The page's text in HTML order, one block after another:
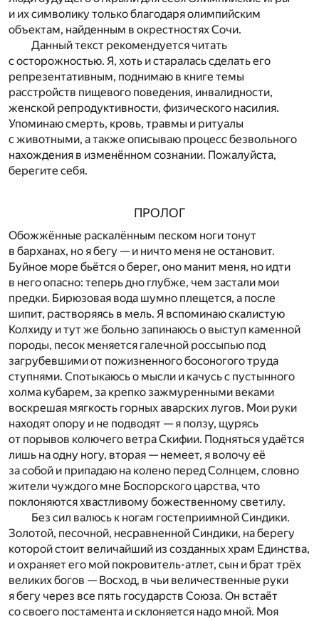
и их символику только благодаря олимпийским
объектам, найденным в окрестностях Сочи.
Данный текст рекомендуется читать
с осторожностью. Я, хоть и старалась сделать его
репрезентативным, поднимаю в книге темы
расстройств пищевого поведения, инвалидности,
женской репродуктивности, физического насилия.
Упоминаю смерть, кровь, травмы и ритуалы
с животными, а также описываю процесс безвольного
нахождения в изменённом сознании. Пожалуйста,
берегите себя.
ПРОЛОГ
Обожжённые раскалённым песком ноги тонут
в барханах, но я бегу — и ничто меня не остановит.
Буйное море бьётся о берег, оно манит меня, но идти
в него опасно: теперь дно глубже, чем застали мои
предки. Бирюзовая вода шумно плещется, а после
шипит, растворяясь в мель. Я вспоминаю скалистую
Колхиду и тут же больно запинаюсь о выступ каменной
породы, песок меняется галечной россыпью под
загрубевшими от пожизненного босоногого труда
ступнями. Спотыкаюсь о мысли и качусь с пустынного
холма кубарем, за крепко зажмуренными веками
воскрешая мягкость горных аварских лугов. Мои руки
находят опору и не подводят — я ползу, щурясь
от порывов колючего ветра Скифии. Подняться удаётся
лишь на одну ногу, вторая — немеет, я волочу её
за собой и припадаю на колено перед Солнцем, словно
жители чуждого мне Боспорского царства, что
поклоняются хвастливому божественному светилу.
Без сил валюсь к ногам гостеприимной Синдики.
Золотой, песочной, несравненной Синдики, на берегу
которой стоит величайший из созданных храм Единства,
и охраняет его мой покровитель-атлет, сын и брат трёх
великих богов — Восход, в чьи величественные руки
я бегу через все пять государств Союза. Он встаёт
со своего постамента и склоняется надо мной. Моя